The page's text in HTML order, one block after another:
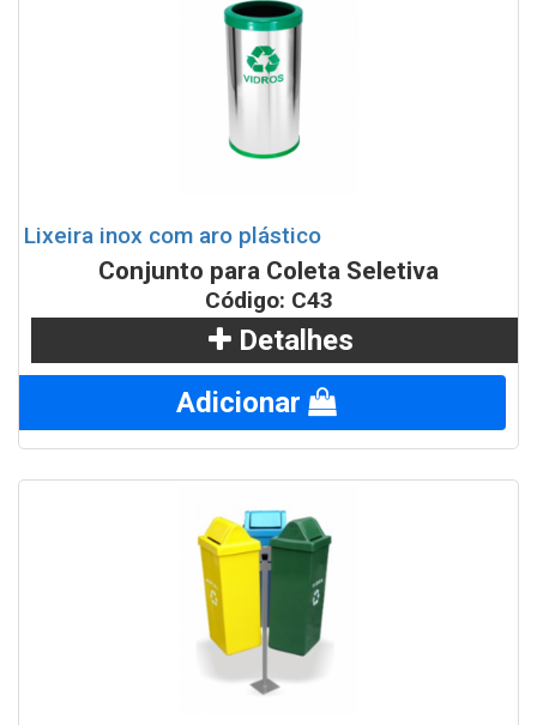
Lixeira inox com aro plástico
Conjunto para Coleta Seletiva
Código: C43
Detalhes
Adicionar